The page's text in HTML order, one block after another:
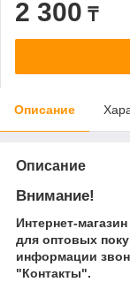
2 300 ₸
Описание
Описание
Внимание!
Интернет-
для оптовых
информации
"Контакты".